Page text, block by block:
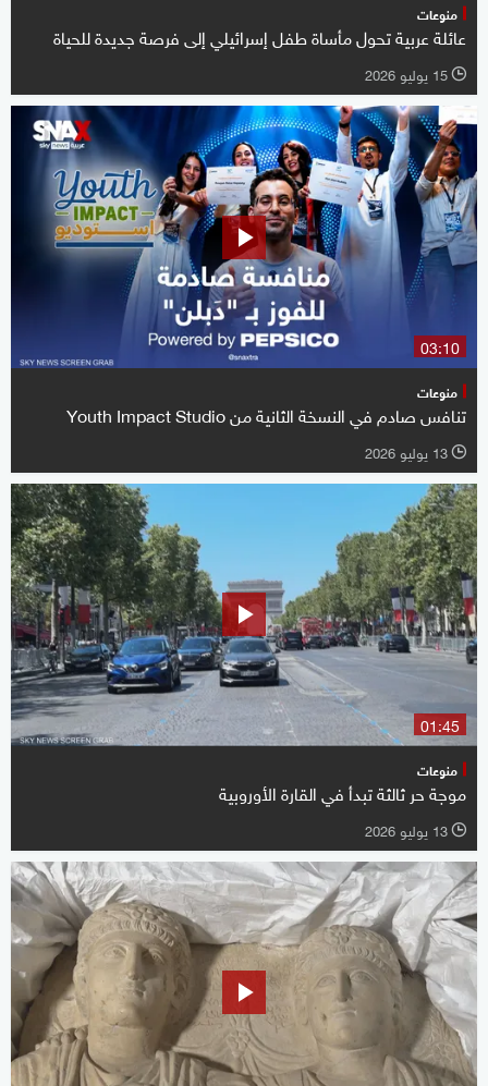
منوعات
عائلة عربية تحول مأساة طفل إسرائيلي إلى فرصة جديدة للحياة
l 15 يوليو 2026
03:10
منوعات
تنافس صادم في النسخة الثانية من Youth Impact Studio
l 13 يوليو 2026
01:45
منوعات
موجة حر ثالثة تبدأ في القارة الأوروبية
l 13 يوليو 2026